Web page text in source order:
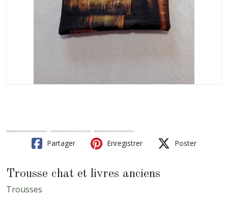
Partager Enregistrer Poster
Trousse chat et livres anciens
Trousses